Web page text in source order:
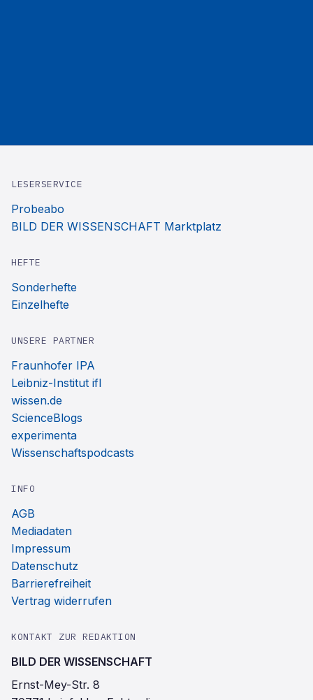
LESERSERVICE
Probeabo
BILD DER WISSENSCHAFT Marktplatz
HEFTE
Sonderhefte
Einzelhefte
UNSERE PARTNER
Fraunhofer IPA
Leibniz-Institut ifl
wissen.de
ScienceBlogs
experimenta
Wissenschaftspodcasts
INFO
AGB
Mediadaten
Impressum
Datenschutz
Barrierefreiheit
Vertrag widerrufen
KONTAKT ZUR REDAKTION
BILD DER WISSENSCHAFT
Ernst-Mey-Str. 8